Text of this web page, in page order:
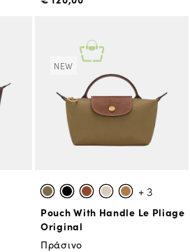
NEW
+ 3
Pouch With Handle Le Pliage
Original
Πράσινο